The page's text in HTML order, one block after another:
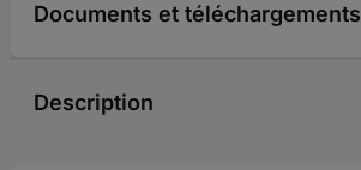
Documents et téléchargements
Description